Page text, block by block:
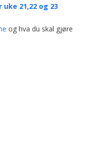
21,22 og 23
og hva du skal gjøre